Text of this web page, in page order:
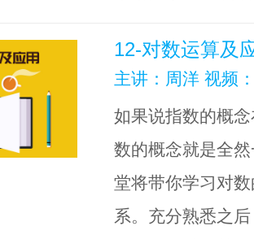
12-对数运算及
主讲：周洋 视频
如果说指数的概
数的概念就是全
堂将带你学习对
系。充分熟悉之